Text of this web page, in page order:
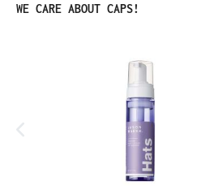
Produktgalerie überspringen
WE CARE ABOUT CAPS!